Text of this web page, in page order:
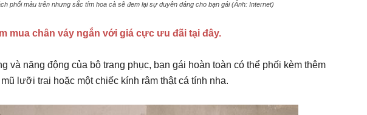
phối màu trên nhưng sắc tím hoa cà sẽ đem lại sự duyên dáng cho bạn gái (Ảnh: Internet)
mua chân váy ngắn với giá cực ưu đãi tại đây.
và năng động của bộ trang phục, bạn gái hoàn toàn có thể phối kèm thêm
lưỡi trai hoặc một chiếc kính râm thật cá tính nha.